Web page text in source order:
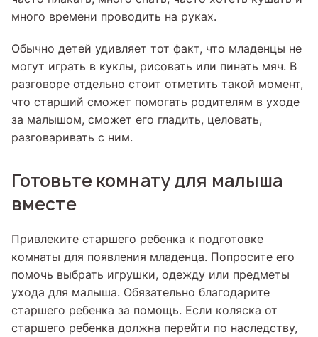
много времени проводить на руках.
Обычно детей удивляет тот факт, что младенцы не
могут играть в куклы, рисовать или пинать мяч. В
разговоре отдельно стоит отметить такой момент,
что старший сможет помогать родителям в уходе
за малышом, сможет его гладить, целовать,
разговаривать с ним.
Готовьте комнату для малыша
вместе
Привлеките старшего ребенка к подготовке
комнаты для появления младенца. Попросите его
помочь выбрать игрушки, одежду или предметы
ухода для малыша. Обязательно благодарите
старшего ребенка за помощь. Если коляска от
старшего ребенка должна перейти по наследству,